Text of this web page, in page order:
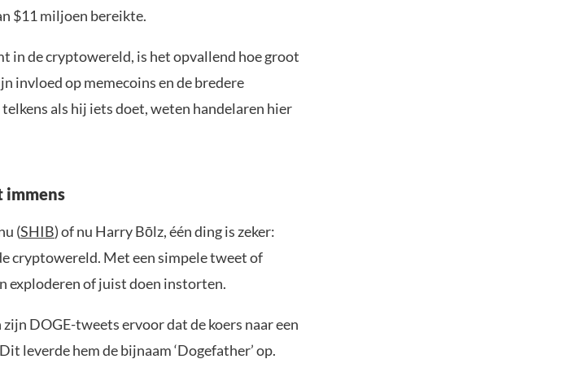
$11 miljoen bereikte.
in de cryptowereld, is het opvallend hoe groot
invloed op memecoins en de bredere
als hij iets doet, weten handelaren hier
immens
(SHIB) of nu Harry Bōlz, één ding is zeker:
cryptowereld. Met een simpele tweet of
exploderen of juist doen instorten.
DOGE-tweets ervoor dat de koers naar een
leverde hem de bijnaam ‘Dogefather’ op.